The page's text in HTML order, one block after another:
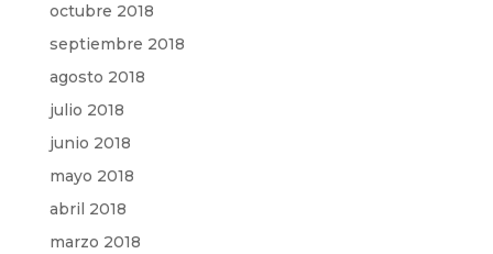
octubre 2018
septiembre 2018
agosto 2018
julio 2018
junio 2018
mayo 2018
abril 2018
marzo 2018